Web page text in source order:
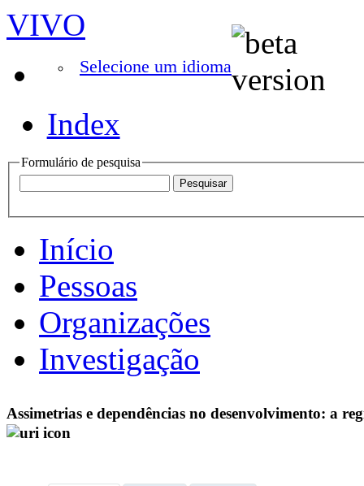
VIVO
Selecione um idioma
Index
Formulário de pesquisa
Início
Pessoas
Organizações
Investigação
Assimetrias e dependências no desenvolvimento: a